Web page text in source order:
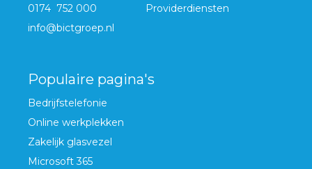
0174 752 000
info@bictgroep.nl
Providerdiensten
Populaire pagina's
Bedrijfstelefonie
Online werkplekken
Zakelijk glasvezel
Microsoft 365